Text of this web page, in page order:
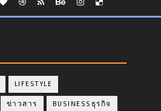
LIFESTYLE
ข่าวสาร BUSINESSธุรกิจ